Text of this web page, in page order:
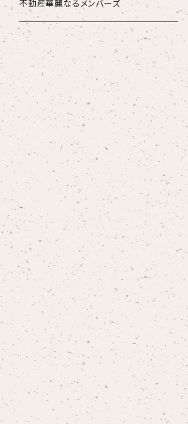
不動産華麗なるメンバーズ